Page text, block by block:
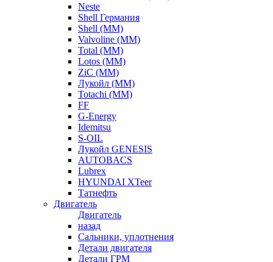
Neste
Shell Германия
Shell (ММ)
Valvoline (ММ)
Total (ММ)
Lotos (ММ)
ZiC (ММ)
Лукойл (ММ)
Totachi (MM)
FF
G-Energy
Idemitsu
S-OIL
Лукойл GENESIS
AUTOBACS
Lubrex
HYUNDAI XTeer
Татнефть
Двигатель
Двигатель
назад
Сальники, уплотнения
Детали двигателя
Детали ГРМ